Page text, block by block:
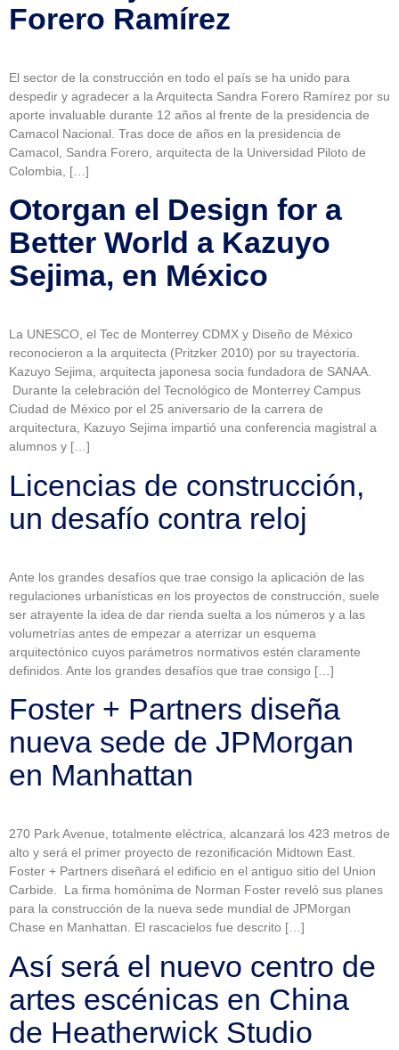
Forero Ramírez
El sector de la construcción en todo el país se ha unido para
despedir y agradecer a la Arquitecta Sandra Forero Ramírez por su
aporte invaluable durante 12 años al frente de la presidencia de
Camacol Nacional. Tras doce de años en la presidencia de
Camacol, Sandra Forero, arquitecta de la Universidad Piloto de
Colombia, […]
Otorgan el Design for a
Better World a Kazuyo
Sejima, en México
La UNESCO, el Tec de Monterrey CDMX y Diseño de México
reconocieron a la arquitecta (Pritzker 2010) por su trayectoria.
Kazuyo Sejima, arquitecta japonesa socia fundadora de SANAA.
Durante la celebración del Tecnológico de Monterrey Campus
Ciudad de México por el 25 aniversario de la carrera de
arquitectura, Kazuyo Sejima impartió una conferencia magistral a
alumnos y […]
Licencias de construcción,
un desafío contra reloj
Ante los grandes desafíos que trae consigo la aplicación de las
regulaciones urbanísticas en los proyectos de construcción, suele
ser atrayente la idea de dar rienda suelta a los números y a las
volumetrías antes de empezar a aterrizar un esquema
arquitectónico cuyos parámetros normativos estén claramente
definidos. Ante los grandes desafíos que trae consigo […]
Foster + Partners diseña
nueva sede de JPMorgan
en Manhattan
270 Park Avenue, totalmente eléctrica, alcanzará los 423 metros de
alto y será el primer proyecto de rezonificación Midtown East.
Foster + Partners diseñará el edificio en el antiguo sitio del Union
Carbide. La firma homónima de Norman Foster reveló sus planes
para la construcción de la nueva sede mundial de JPMorgan
Chase en Manhattan. El rascacielos fue descrito […]
Así será el nuevo centro de
artes escénicas en China
de Heatherwick Studio